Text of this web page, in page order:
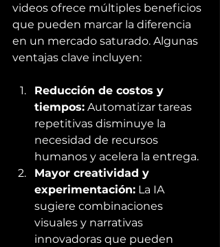
videos ofrece múltiples beneficios
que pueden marcar la diferencia
en un mercado saturado. Algunas
ventajas clave incluyen:
Reducción de costos y
tiempos: Automatizar tareas
repetitivas disminuye la
necesidad de recursos
humanos y acelera la entrega.
Mayor creatividad y
experimentación: La IA
sugiere combinaciones
visuales y narrativas
innovadoras que pueden